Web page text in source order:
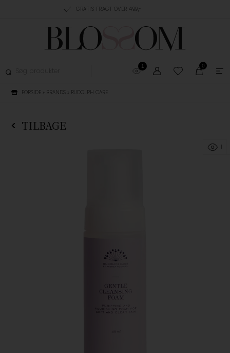
GRATIS FRAGT OVER 499,-
1 0
FORSIDE » BRANDS » RUDOLPH CARE
TILBAGE
1